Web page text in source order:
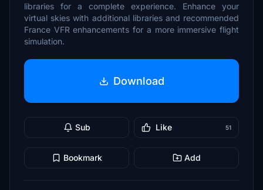
libraries for a complete experience. Enhance your
virtual skies with additional libraries and recommended
France VFR enhancements for a more immersive flight
simulation.
Download
Sub Like 51
Bookmark Add